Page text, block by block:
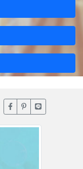
臉書分享(另開新視窗)
噗浪分享(另開新
Line分享(另